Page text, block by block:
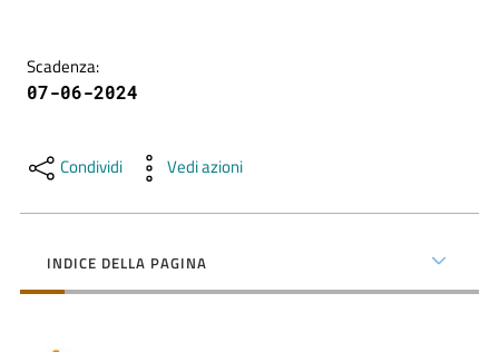
SCOPRI
servizi
alle
attività
Scadenza:
07-06-2024
Condividi Vedi azioni
INDICE DELLA PAGINA